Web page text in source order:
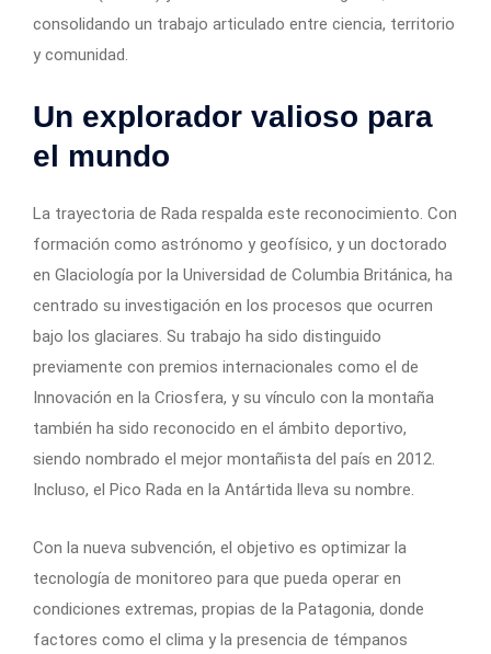
consolidando un trabajo articulado entre ciencia, territorio
y comunidad.
Un explorador valioso para
el mundo
La trayectoria de Rada respalda este reconocimiento. Con
formación como astrónomo y geofísico, y un doctorado
en Glaciología por la Universidad de Columbia Británica, ha
centrado su investigación en los procesos que ocurren
bajo los glaciares. Su trabajo ha sido distinguido
previamente con premios internacionales como el de
Innovación en la Criosfera, y su vínculo con la montaña
también ha sido reconocido en el ámbito deportivo,
siendo nombrado el mejor montañista del país en 2012.
Incluso, el Pico Rada en la Antártida lleva su nombre.
Con la nueva subvención, el objetivo es optimizar la
tecnología de monitoreo para que pueda operar en
condiciones extremas, propias de la Patagonia, donde
factores como el clima y la presencia de témpanos